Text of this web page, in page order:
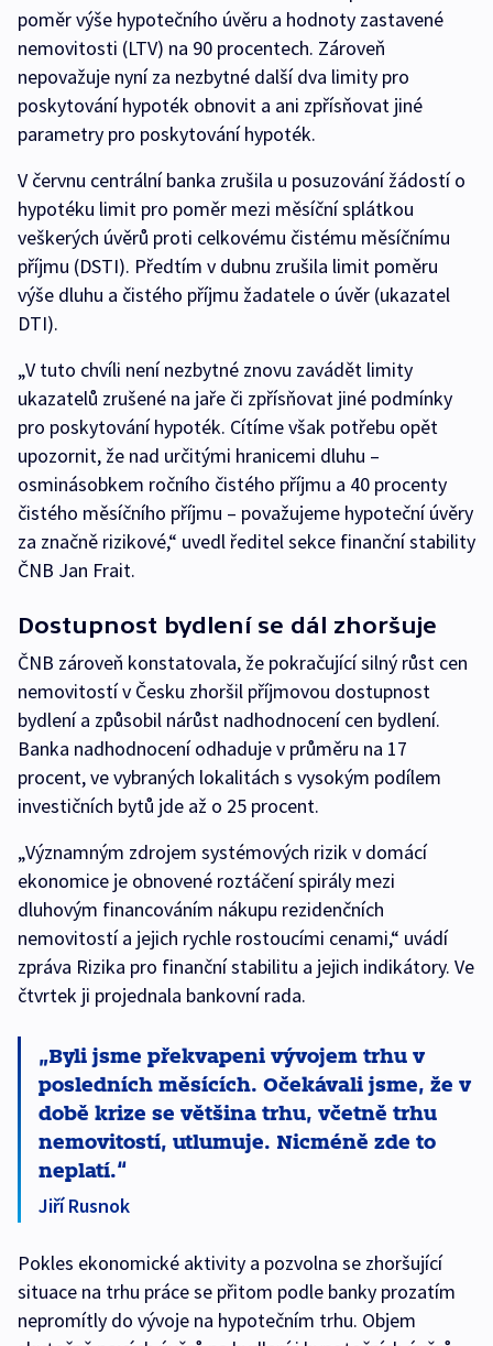
poměr výše hypotečního úvěru a hodnoty zastavené
nemovitosti (LTV) na 90 procentech. Zároveň
nepovažuje nyní za nezbytné další dva limity pro
poskytování hypoték obnovit a ani zpřísňovat jiné
parametry pro poskytování hypoték.
V červnu centrální banka zrušila u posuzování žádostí o
hypotéku limit pro poměr mezi měsíční splátkou
veškerých úvěrů proti celkovému čistému měsíčnímu
příjmu (DSTI). Předtím v dubnu zrušila limit poměru
výše dluhu a čistého příjmu žadatele o úvěr (ukazatel
DTI).
„V tuto chvíli není nezbytné znovu zavádět limity
ukazatelů zrušené na jaře či zpřísňovat jiné podmínky
pro poskytování hypoték. Cítíme však potřebu opět
upozornit, že nad určitými hranicemi dluhu –
osminásobkem ročního čistého příjmu a 40 procenty
čistého měsíčního příjmu – považujeme hypoteční úvěry
za značně rizikové,“ uvedl ředitel sekce finanční stability
ČNB Jan Frait.
Dostupnost bydlení se dál zhoršuje
ČNB zároveň konstatovala, že pokračující silný růst cen
nemovitostí v Česku zhoršil příjmovou dostupnost
bydlení a způsobil nárůst nadhodnocení cen bydlení.
Banka nadhodnocení odhaduje v průměru na 17
procent, ve vybraných lokalitách s vysokým podílem
investičních bytů jde až o 25 procent.
„Významným zdrojem systémových rizik v domácí
ekonomice je obnovené roztáčení spirály mezi
dluhovým financováním nákupu rezidenčních
nemovitostí a jejich rychle rostoucími cenami,“ uvádí
zpráva Rizika pro finanční stabilitu a jejich indikátory. Ve
čtvrtek ji projednala bankovní rada.
Byli jsme překvapeni vývojem trhu v
posledních měsících. Očekávali jsme, že v
době krize se většina trhu, včetně trhu
nemovitostí, utlumuje. Nicméně zde to
neplatí.
Jiří Rusnok
Pokles ekonomické aktivity a pozvolna se zhoršující
situace na trhu práce se přitom podle banky prozatím
nepromítly do vývoje na hypotečním trhu. Objem